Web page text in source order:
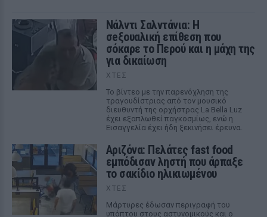
Νάλντι Σαλντάνια: Η
σeξουαλική επίθεση που
σόκαρε το Περού και η μάχη της
για δικαίωση
ΧΤΕΣ
Το βίντεο με την παρενόχληση της
τραγουδίστριας από τον μουσικό
διευθυντή της ορχήστρας La Bella Luz
έχει εξαπλωθεί παγκοσμίως, ενώ η
Εισαγγελία έχει ήδη ξεκινήσει έρευνα.
Αριζόνα: Πελάτες fast food
εμπόδισαν ληστή που άρπαξε
το σακίδιο ηλικιωμένου
ΧΤΕΣ
Μάρτυρες έδωσαν περιγραφή του
υπόπτου στους αστυνομικούς και ο